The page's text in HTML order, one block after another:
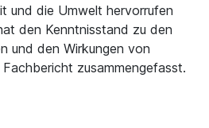
und die Umwelt hervorrufen
den Kenntnisstand zu den
und den Wirkungen von
zusammengefasst.